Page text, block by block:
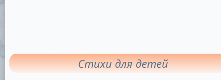
Стихи для детей